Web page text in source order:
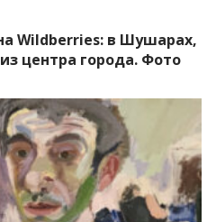
Wildberries: в Шушарах,
центра города. Фото